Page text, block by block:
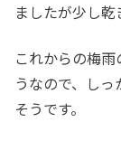
ましたが少し乾
これからの梅
うなので、し
そうです。